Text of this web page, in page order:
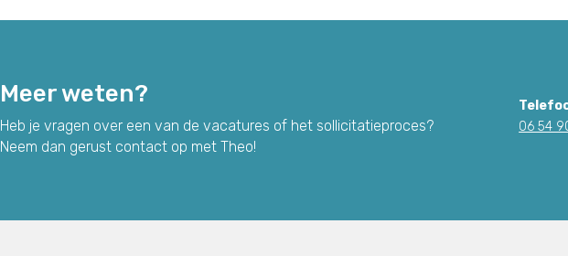
Meer weten?
Heb je vragen over een van de vacatures of het sollicitatieproces?
Neem dan gerust contact op met Theo!
06 54